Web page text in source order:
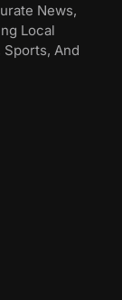
News,
Local
And